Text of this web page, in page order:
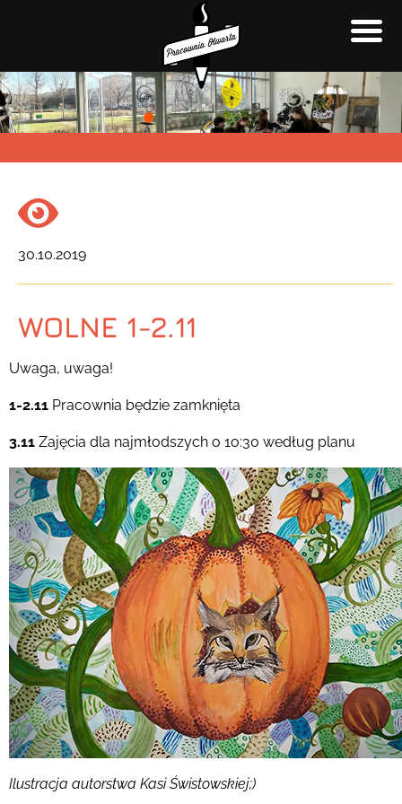
30.10.2019
WOLNE 1-2.11
Uwaga, uwaga!
1-2.11 Pracownia będzie zamknięta
3.11 Zajęcia dla najmłodszych o 1o:30 według planu
Ilustracja autorstwa Kasi Świstowskiej;)